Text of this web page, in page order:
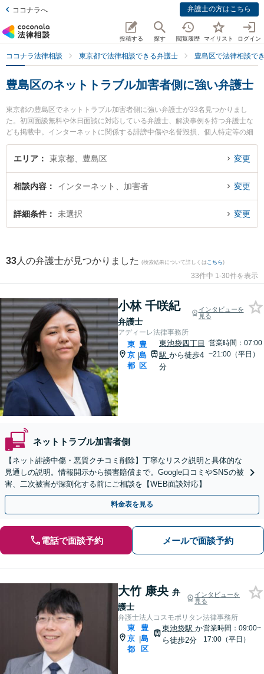
ココナラへ 弁護士の方はこちら
投稿する 探す 閲覧履歴 マイリスト ログイン
ココナラ法律相談 東京都で法律相談できる弁護士 豊島区で法律相談で
豊島区のネットトラブル加害者側に強い弁護士
東京都の豊島区でネットトラブル加害者側に強い弁護士が33名見つかりまし
た。初回面談無料や休日面談に対応している弁護士、解決事例を持つ弁護士な
ども掲載中。インターネットに関係する誹謗中傷や名誉毀損、個人特定等の細
かな分野での絞り込み検索もでき便利です。特にアディーレ法律事務所の小林
千咲紀弁護士や弁護士法人コスモポリタン法律事務所の大竹 康央弁護士、増井
側のトラブルを今すぐに弁護士に相談したい』『ネットトラブル加害者側のト
ラブル解決の実績豊富な近くの弁護士を検索したい』『初回相談無料でネット
トラブル加害者側を法律相談できる豊島区内の弁護士に相談予約したい』など
エリア 東京都、豊島区 変更
相談内容 インターネット、加害者 変更
詳細条件 未選択 変更
33 人の弁護士が見つかりました (検索結果について詳しくは こちら)
33件中 1-30件を表示
小林 千咲紀
弁護士
インタビューを
見る
アディーレ法律事務所
東
京
都
|
豊
島
区
東池袋四丁目
駅 から徒歩4
分
営業時間：07:00
~21:00（平日）
ネットトラブル加害者側
【ネット誹謗中傷・悪質クチコミ削除】丁寧なリスク説明と具体的な
見通しの説明。情報開示から損害賠償まで。Google口コミやSNSの被
害、二次被害が深刻化する前にご相談を【WEB面談対応】
料金表を見る
電話で面談予約 メールで面談予約
大竹 康央 弁
護士
インタビューを
見る
弁護士法人コスモポリタン法律事務所
東
京
都
|
豊
島
区
東池袋駅 か
ら徒歩2分
営業時間：09:00~
17:00（平日）